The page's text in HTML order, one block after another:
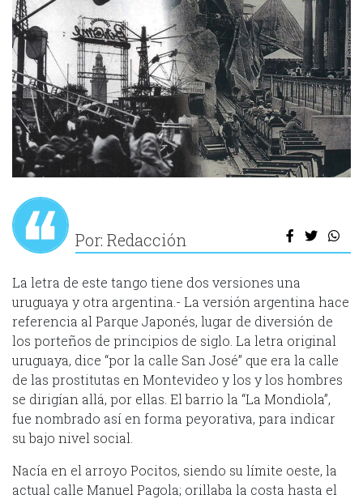
Por: Redacción
La letra de este tango tiene dos versiones una
uruguaya y otra argentina.- La versión argentina hace
referencia al Parque Japonés, lugar de diversión de
los porteños de principios de siglo. La letra original
uruguaya, dice “por la calle San José” que era la calle
de las prostitutas en Montevideo y los y los hombres
se dirigían allá, por ellas. El barrio la “La Mondiola”,
fue nombrado así en forma peyorativa, para indicar
su bajo nivel social.
Nacía en el arroyo Pocitos, siendo su límite oeste, la
actual calle Manuel Pagola; orillaba la costa hasta el